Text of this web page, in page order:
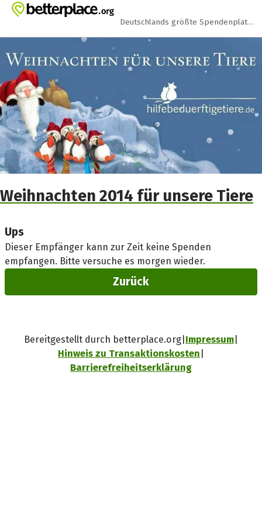
Zum Hauptinhalt springen
Erklärung zur Barrierefreiheit anzeigen
Deutschlands größte Spendenplattform
Weihnachten 2014 für unsere Tiere
Ups
Dieser Empfänger kann zur Zeit keine Spenden
empfangen. Bitte versuche es morgen wieder.
Zurück
Bereitgestellt durch betterplace.org Impressum
Hinweis zu Transaktionskosten
Barrierefreiheitserklärung